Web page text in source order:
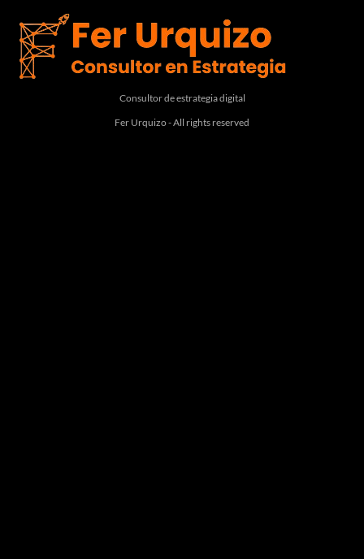
Consultor de estrategia digital
Fer Urquizo - All rights reserved